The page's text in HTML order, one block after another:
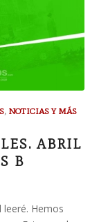
, NOTICIAS Y MÁS
ABRIL
B
Hemos